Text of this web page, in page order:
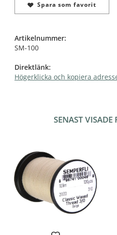
Spara som favorit
Artikelnummer:
SM-100
Direktlänk:
Högerklicka och kopiera
SENAST VISADE